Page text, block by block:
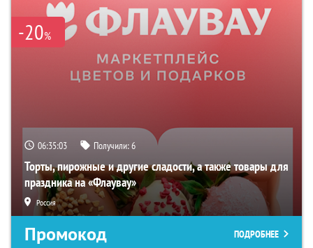
-20%
06:35:02 Получили:6
Торты, пирожные и другие сладости, а также товары для
праздника на «Флаувау»
Россия
Промокод ПОДРОБНЕЕ